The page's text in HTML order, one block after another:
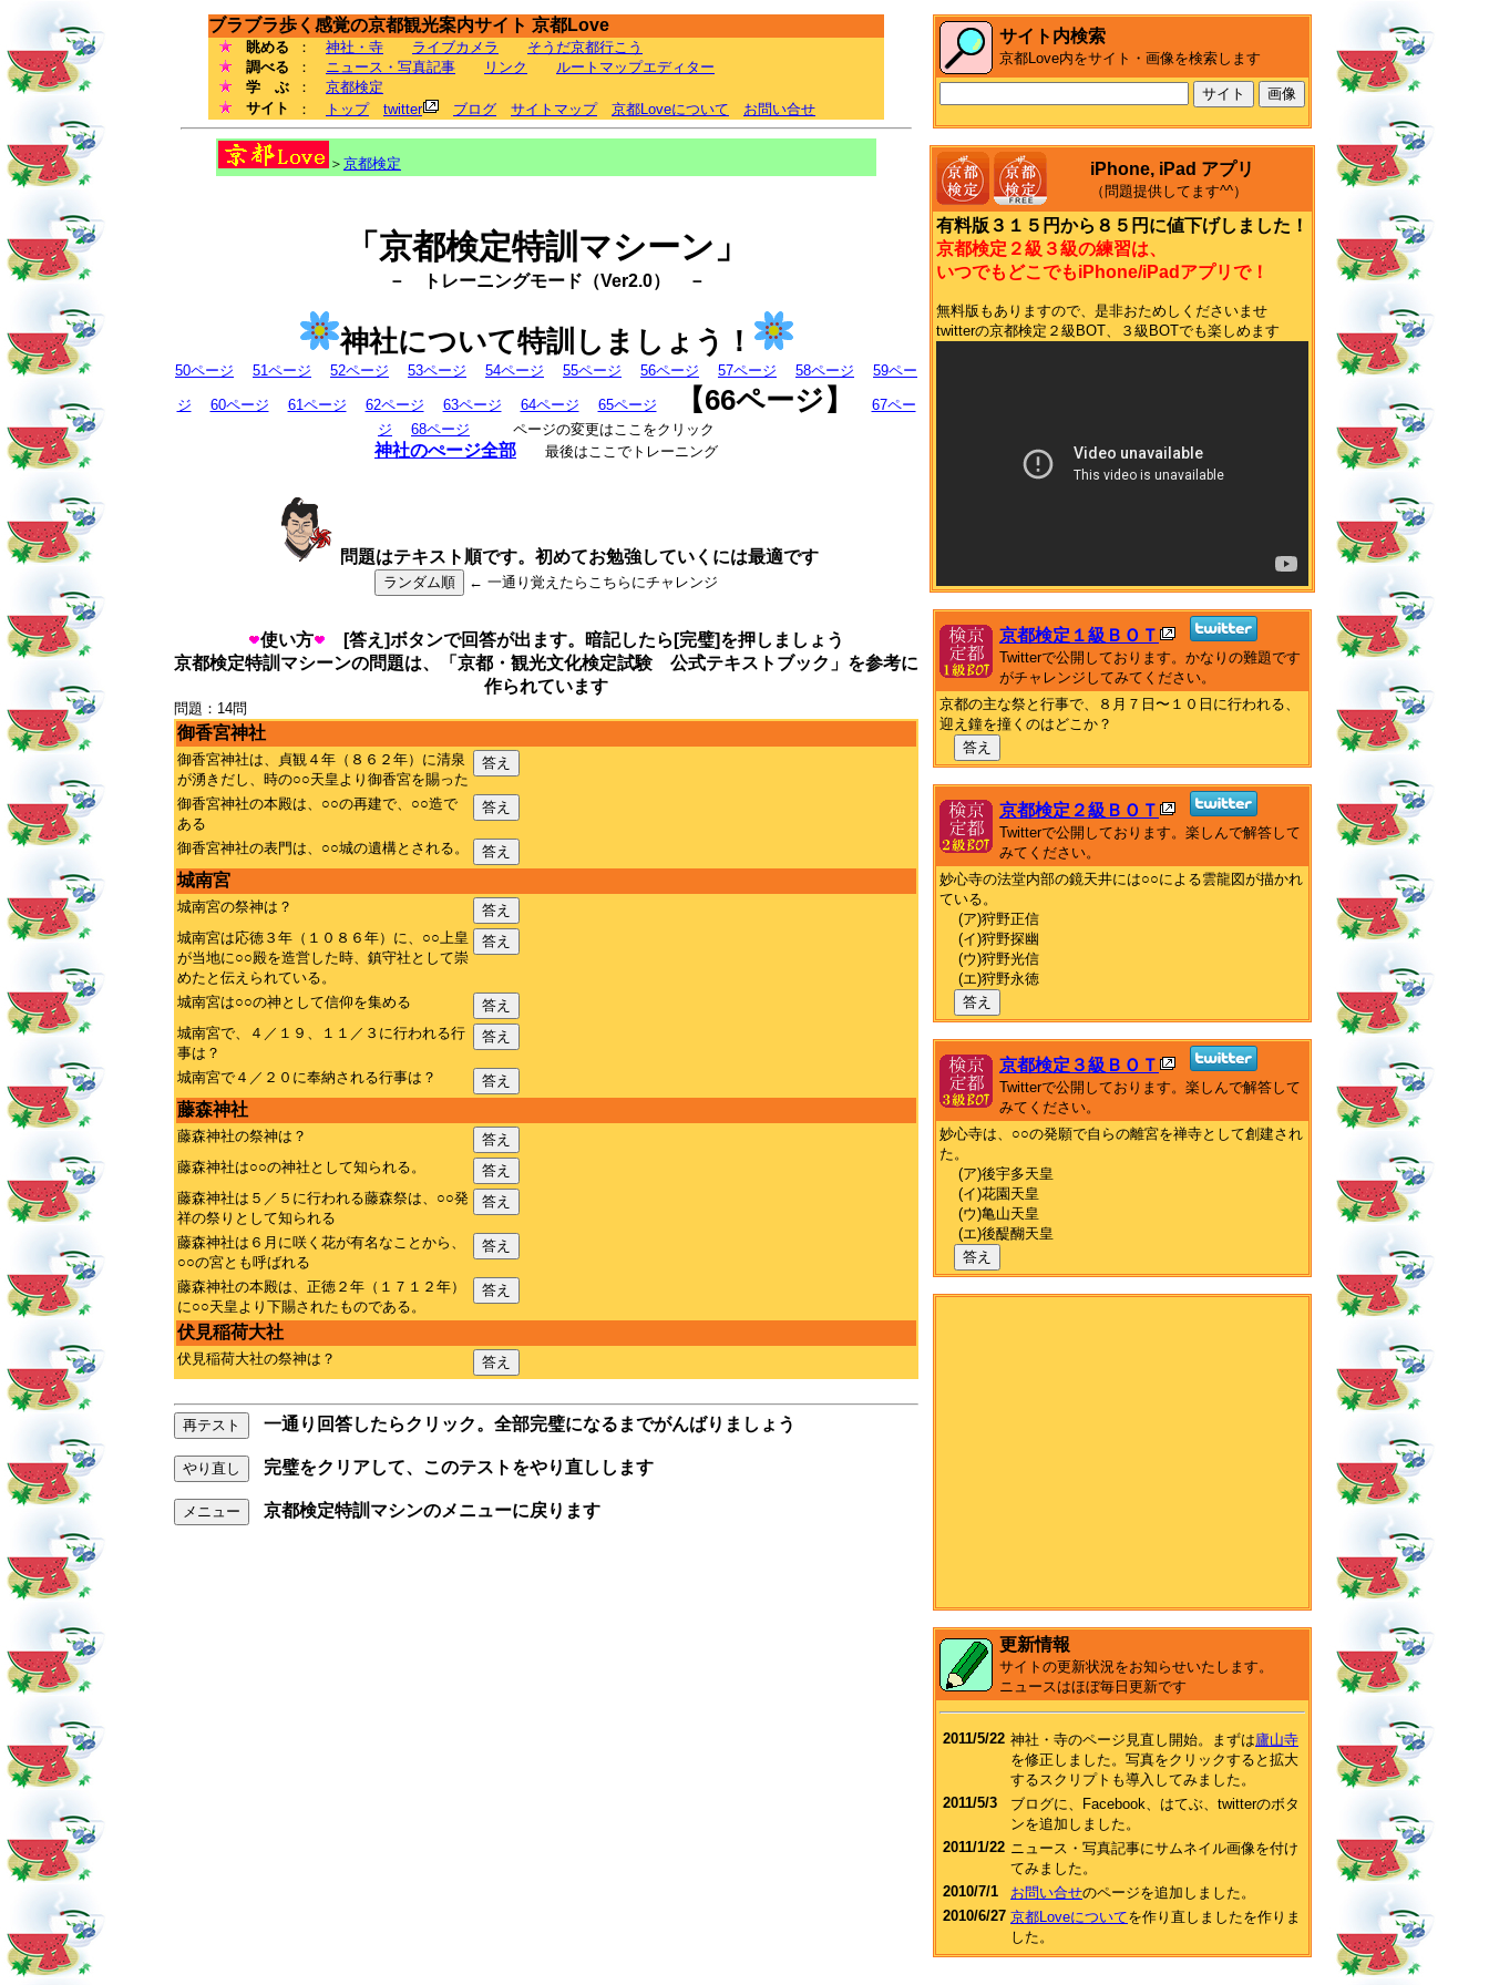
ブラブラ歩く感覚の京都観光案内サイト 京都Love
眺める ： 神社・寺 ライブカメラ
そうだ京都行こう
調べる
： ニュース・写真記事 リンク
ルートマップエディター
学 ぶ
： 京都検定
サイト
： トップ twitter ブログ サイトマップ 京都Loveについて お問い合せ
＞ 京都検定
「京都検定特訓マシーン」
－ トレーニングモード（Ver2.0） －
神社について特訓しましょう！
50ページ 51ページ 52ページ 53ページ 54ページ 55ページ 56ページ 57ページ 58ページ 59ペー
ジ 60ページ 61ページ 62ページ 63ページ 64ページ 65ページ 【66ページ】
67ペー
ジ
68ページ ページの変更はここをクリック
神社のぺージ全部 最後はここでトレーニング
問題はテキスト順です。初めてお勉強していくには最適です
ランダム順 ← 一通り覚えたらこちらにチャレンジ
使い方
[答え]ボタンで回答が出ます。暗記したら[完璧]を押しましょう
京都検定特訓マシーンの問題は、「京都・観光文化検定試験 公式テキストブック」を参考に
作られています
問題：14問
御香宮神社
御香宮神社は、貞観４年（８６２年）に清泉
が湧きだし、時の○○天皇より御香宮を賜った
答え
御香宮神社の本殿は、○○の再建で、○○造で
ある
答え
御香宮神社の表門は、○○城の遺構とされる。 答え
城南宮
城南宮の祭神は？
答え
城南宮は応徳３年（１０８６年）に、○○上皇
が当地に○○殿を造営した時、鎮守社として崇
めたと伝えられている。
答え
城南宮は○○の神として信仰を集める
答え
城南宮で、４／１９、１１／３に行われる行
事は？
答え
城南宮で４／２０に奉納される行事は？ 答え
藤森神社
藤森神社の祭神は？
答え
藤森神社は○○の神社として知られる。
答え
藤森神社は５／５に行われる藤森祭は、○○発
祥の祭りとして知られる
答え
藤森神社は６月に咲く花が有名なことから、
○○の宮とも呼ばれる
答え
藤森神社の本殿は、正徳２年（１７１２年）
に○○天皇より下賜されたものである。
答え
伏見稲荷大社
伏見稲荷大社の祭神は？ 答え
再テスト 一通り回答したらクリック。全部完璧になるまでがんばりましょう
やり直し 完璧をクリアして、このテストをやり直しします
メニュー 京都検定特訓マシンのメニューに戻ります
サイト内検索
京都Love内をサイト・画像を検索します
iPhone, iPad アプリ
（問題提供してます^^）
有料版３１５円から８５円に値下げしました！
京都検定２級３級の練習は、
いつでもどこでもiPhone/iPadアプリで！
無料版もありますので、是非おためしくださいませ
twitterの京都検定２級BOT、３級BOTでも楽しめます
京都検定１級ＢＯＴ
Twitterで公開しております。かなりの難題です
がチャレンジしてみてください。
京都の主な祭と行事で、８月７日〜１０日に行われる、
迎え鐘を撞くのはどこか？
答え
京都検定２級ＢＯＴ
Twitterで公開しております。楽しんで解答して
みてください。
妙心寺の法堂内部の鏡天井には○○による雲龍図が描かれ
ている。
(ア)狩野正信
(イ)狩野探幽
(ウ)狩野光信
(エ)狩野永徳
答え
京都検定３級ＢＯＴ
Twitterで公開しております。楽しんで解答して
みてください。
妙心寺は、○○の発願で自らの離宮を禅寺として創建され
た。
(ア)後宇多天皇
(イ)花園天皇
(ウ)亀山天皇
(エ)後醍醐天皇
答え
更新情報
サイトの更新状況をお知らせいたします。
ニュースはほぼ毎日更新です
2011/5/22 神社・寺のページ見直し開始。まずは廬山寺
を修正しました。写真をクリックすると拡大
するスクリプトも導入してみました。
2011/5/3
ブログに、Facebook、はてぶ、twitterのボタ
ンを追加しました。
2011/1/22 ニュース・写真記事にサムネイル画像を付け
てみました。
2010/7/1
お問い合せのページを追加しました。
2010/6/27 京都Loveについてを作り直しましたを作りま
した。